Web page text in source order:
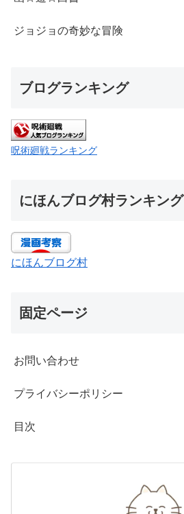
ジョジョの奇妙な冒険
ブログランキング
呪術廻戦ランキング
にほんブログ村ランキング
にほんブログ村
固定ページ
お問い合わせ
プライバシーポリシー
目次